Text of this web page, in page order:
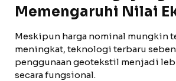
Memengaruhi Nilai
Meskipun harga nominal mungkin
meningkat, teknologi terbaru
penggunaan geotekstil menjadi
secara fungsional.